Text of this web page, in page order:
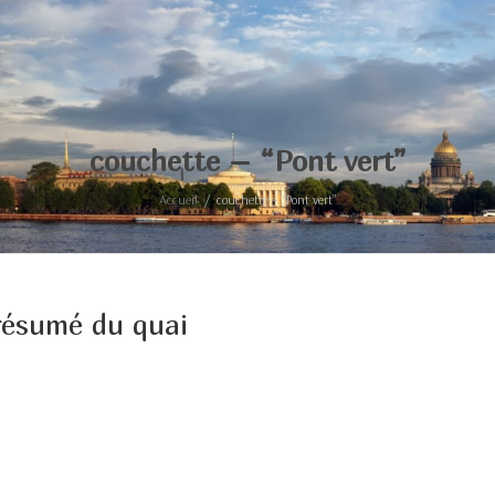
couchette – “Pont vert”
Accueil couchette – “Pont vert”
du quai